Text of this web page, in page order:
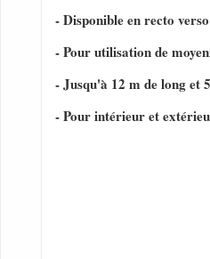
- Disponible en recto verso
- Pour utilisation de
- Jusqu'à 12 m de long et
- Pour intérieur et